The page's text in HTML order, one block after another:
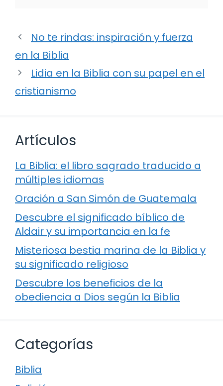
No te rindas: inspiración y fuerza
en la Biblia
Lidia en la Biblia con su papel en el
cristianismo
Artículos
La Biblia: el libro sagrado traducido a
múltiples idiomas
Oración a San Simón de Guatemala
Descubre el significado bíblico de
Aldair y su importancia en la fe
Misteriosa bestia marina de la Biblia y
su significado religioso
Descubre los beneficios de la
obediencia a Dios según la Biblia
Categorías
Biblia